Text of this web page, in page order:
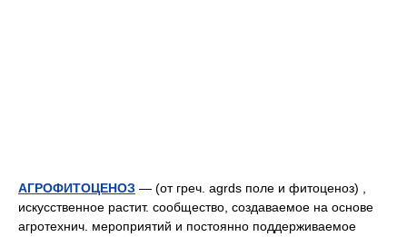
АГРОФИТОЦЕНОЗ — (от греч. agrds поле и фитоценоз) ,
искусственное растит. сообщество, создаваемое на основе
агротехнич. мероприятий и постоянно поддерживаемое